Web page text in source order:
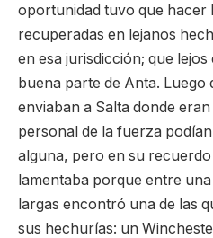
oportunidad tuvo que hacer
recuperadas en lejanos
en esa jurisdicción; que
buena parte de Anta. Luego
enviaban a Salta donde
personal de la fuerza
alguna, pero en su
lamentaba porque entre
largas encontró una de las
sus hechurías: un